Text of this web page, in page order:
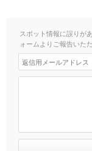
スポット情報に誤りが
ォームよりご報告いた